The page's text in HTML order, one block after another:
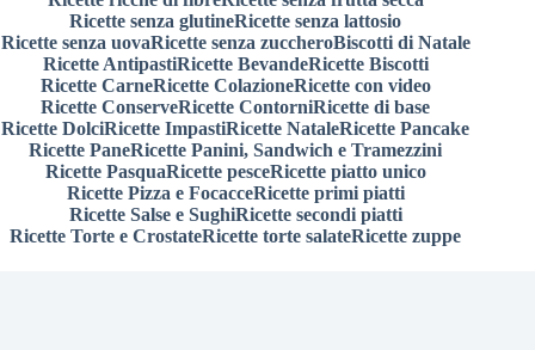
Ricette senza glutineRicette senza lattosio
Ricette senza uovaRicette senza zuccheroBiscotti di Natale
Ricette AntipastiRicette BevandeRicette Biscotti
Ricette CarneRicette ColazioneRicette con video
Ricette ConserveRicette ContorniRicette di base
Ricette DolciRicette ImpastiRicette NataleRicette Pancake
Ricette PaneRicette Panini, Sandwich e Tramezzini
Ricette PasquaRicette pesceRicette piatto unico
Ricette Pizza e FocacceRicette primi piatti
Ricette Salse e SughiRicette secondi piatti
Ricette Torte e CrostateRicette torte salateRicette zuppe